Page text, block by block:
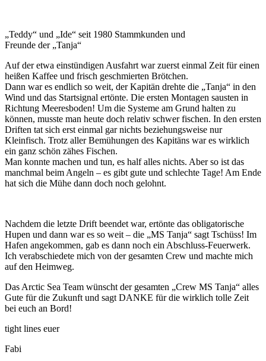
„Teddy“ und „Ide“ seit 1980 Stammkunden und
Freunde der „Tanja“
Auf der etwa einstündigen Ausfahrt war zuerst einmal Zeit für einen
heißen Kaffee und frisch geschmierten Brötchen.
Dann war es endlich so weit, der Kapitän drehte die „Tanja“ in den
Wind und das Startsignal ertönte. Die ersten Montagen sausten in
Richtung Meeresboden! Um die Systeme am Grund halten zu
können, musste man heute doch relativ schwer fischen. In den ersten
Driften tat sich erst einmal gar nichts beziehungsweise nur
Kleinfisch. Trotz aller Bemühungen des Kapitäns war es wirklich
ein ganz schön zähes Fischen.
Man konnte machen und tun, es half alles nichts. Aber so ist das
manchmal beim Angeln – es gibt gute und schlechte Tage! Am Ende
hat sich die Mühe dann doch noch gelohnt.
Nachdem die letzte Drift beendet war, ertönte das obligatorische
Hupen und dann war es so weit – die „MS Tanja“ sagt Tschüss! Im
Hafen angekommen, gab es dann noch ein Abschluss-Feuerwerk.
Ich verabschiedete mich von der gesamten Crew und machte mich
auf den Heimweg.
Das Arctic Sea Team wünscht der gesamten „Crew MS Tanja“ alles
Gute für die Zukunft und sagt DANKE für die wirklich tolle Zeit
bei euch an Bord!
tight lines euer
Fabi